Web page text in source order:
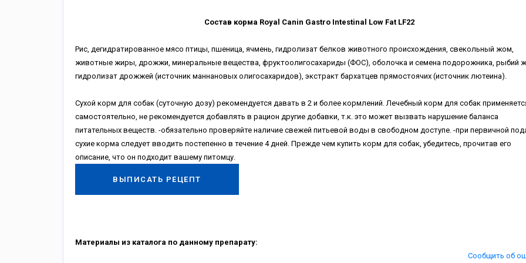
Состав корма Royal Canin Gastro Intestinal Low Fat LF22
Рис, дегидратированное мясо птицы, пшеница, ячмень, гидролизат белков животного происхождения, свекольный жом,
животные жиры, дрожжи, минеральные вещества, фруктоолигосахариды (ФОС), оболочка и семена подорожника, рыбий
гидролизат дрожжей (источник маннановых олигосахаридов), экстракт бархатцев прямостоячих (источник лютеина).
Сухой корм для собак (суточную дозу) рекомендуется давать в 2 и более кормлений. Лечебный корм для собак
самостоятельно, не рекомендуется добавлять в рацион другие добавки, т.к. это может вызвать нарушение баланса
питательных веществ. -обязательно проверяйте наличие свежей питьевой воды в свободном доступе. -при первичной
сухие корма следует вводить постепенно в течение 4 дней. Прежде чем купить корм для собак, убедитесь, прочитав его
описание, что он подходит вашему питомцу.
ВЫПИСАТЬ РЕЦЕПТ
Материалы из каталога по данному препарату:
Сообщить об